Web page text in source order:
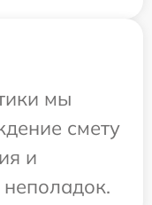
мы
смету
и